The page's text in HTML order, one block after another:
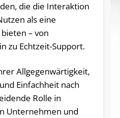
die die Interaktion
als eine
– von
zu Echtzeit-Support.
Allgegenwärtigkeit,
Einfachheit nach
Rolle in
Unternehmen und